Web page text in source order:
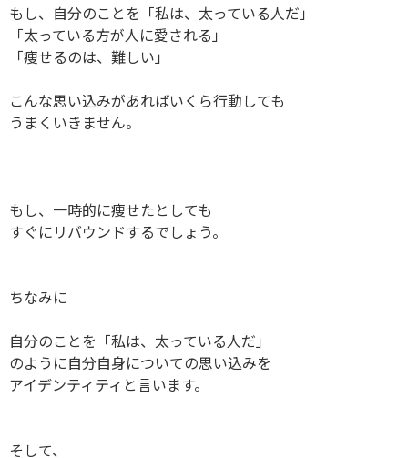
もし、自分のことを「私は、太っている人だ」
「太っている方が人に愛される」
「痩せるのは、難しい」
こんな思い込みがあればいくら行動しても
うまくいきません。
もし、一時的に痩せたとしても
すぐにリバウンドするでしょう。
ちなみに
自分のことを「私は、太っている人だ」
のように自分自身についての思い込みを
アイデンティティと言います。
そして、